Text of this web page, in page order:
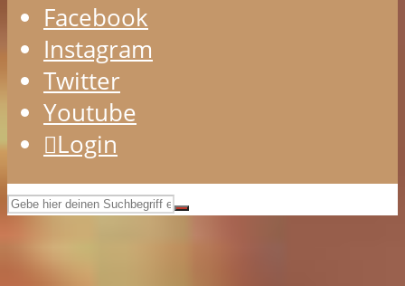
Facebook
Instagram
Twitter
Youtube
Login